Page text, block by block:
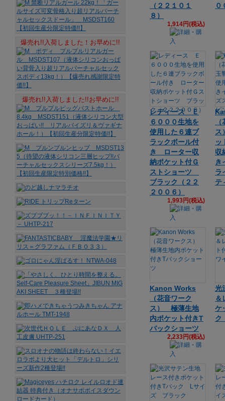
（２２１０１
８）
1,914円(税込)
０
レディース Ｅ
６０００生地を
使用した６連ブ
ラックボール付
き ローター収
納ポケット付Ｇ
ストショーツ
ブラック（２２
２００６）
1,993円(税込)
ッ
収
き
ラ
テ
Kanon Works
（花音ワーク
ス） 極薄生地
内ポケット付きT
バックショーツ
2,233円(税込)
光
＆
ケ
爆売れ!!入荷しました！お早めに!!
爆売れ!!入荷しました!!お早めに!!